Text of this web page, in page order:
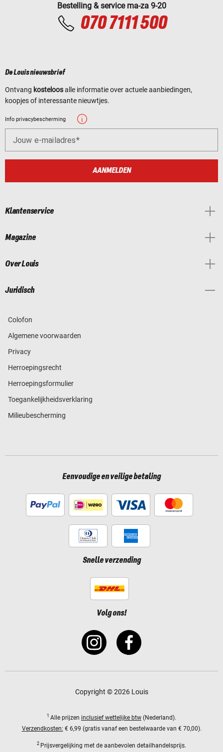
Bestelling & service ma-za 9-20
070 7111 500
De Louis nieuwsbrief
Ontvang kosteloosalle informatie over actuele aanbiedingen,
koopjes of interessante nieuwtjes.
Info privacybescherming
Jouw e-mailadres
AANMELDEN
Klantenservice
Magazine
Over Louis
Juridisch
Colofon
Algemene voorwaarden
Privacy
Herroepingsrecht
Herroepingsformulier
Toegankelijkheidsverklaring
Milieubescherming
Eenvoudige en veilige betaling
Snelle verzending
Volg ons!
Copyright © 2026 Louis
1 Alle prijzen inclusief wettelijke btw (Nederland).
Verzendkosten: € 6,99 (gratis vanaf een bestelwaarde van € 70,00).
2 Prijsvergelijking met de aanbevolen detailhandelsprijs.